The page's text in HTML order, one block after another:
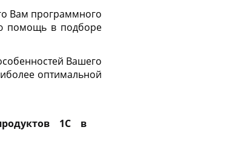
Вам программного
помощь в подборе
Вашего
оптимальной
1С в